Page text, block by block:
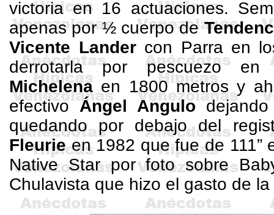
victoria en 16 actuaciones.
apenas por ½ cuerpo de
Vicente Landercon Parra en
derrotarla por pescuezo
Michelenaen 1800 metrosy
efectivoÁngel Angulodejando
quedando por debajo del
Fleurieen 1982 que fue de 111”
Native Starpor foto sobre
Chulavista que hizo el gasto de